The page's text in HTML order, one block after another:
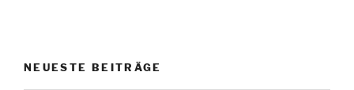
NEUESTE BEITRÄGE